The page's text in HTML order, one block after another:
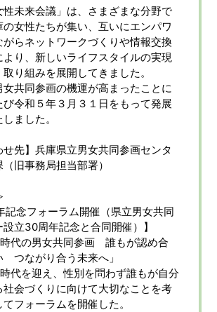
性未来会議」は、さまざまな分野で
女性たちが集い、互いにエンパワ
がらネットワークづくりや情報交換
より、新しいライフスタイルの実現
り組みを展開してきました。
共同参画の機運が高まったことに
び令和５年３月３１日をもって発展
ました。
せ先】兵庫県立男女共同参画センタ
旧事務局担当部署）
記念フォーラム開催（県立男女共同
立30周年記念と合同開催）】
時代の男女共同参画 誰もが認め合
ながり合う未来へ」
代を迎え、性別を問わず誰もが自分
社会づくりに向けて大切なことを考
フォーラムを開催した。